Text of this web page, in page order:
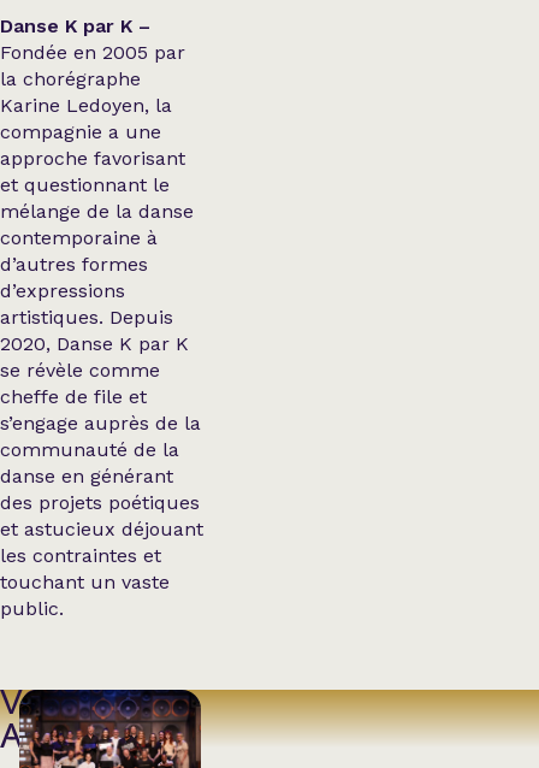
Danse K par K –
Fondée en 2005 par
la chorégraphe
Karine Ledoyen, la
compagnie a une
approche favorisant
et questionnant le
mélange de la danse
contemporaine à
d’autres formes
d’expressions
artistiques. Depuis
2020, Danse K par K
se révèle comme
cheffe de file et
s’engage auprès de la
communauté de la
danse en générant
des projets poétiques
et astucieux déjouant
les contraintes et
touchant un vaste
public.
VOIR
AUSSI